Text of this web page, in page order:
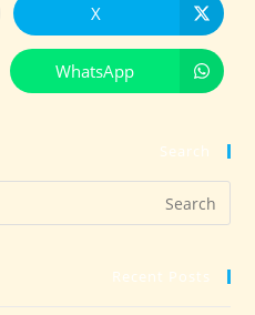
X
WhatsApp
Search
Recent Posts